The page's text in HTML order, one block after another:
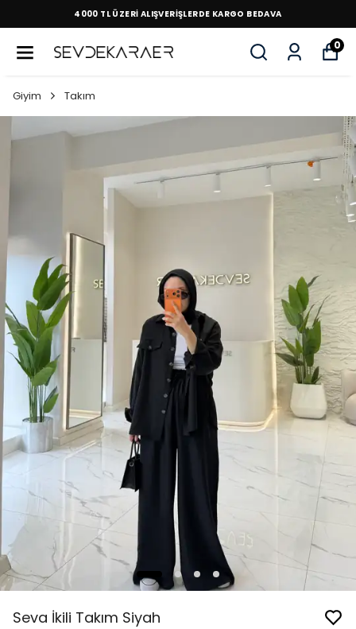
4000 TL ÜZERİ ALIŞVERİŞLERDE KARGO BEDAVA
0
Giyim Takım
Seva İkili Takım Siyah